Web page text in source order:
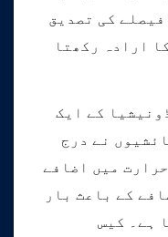
کی تصدیق
ارادہ رکھتا
2023 میں انڈونیشیا کے ایک
نے درج
میں اضافے
کے باعث بار
ہے۔ کیس